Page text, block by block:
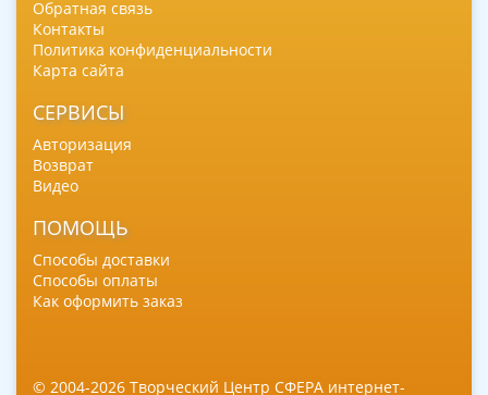
Обратная связь
Контакты
Политика конфиденциальности
Карта сайта
СЕРВИСЫ
Авторизация
Возврат
Видео
ПОМОЩЬ
Способы доставки
Способы оплаты
Как оформить заказ
© 2004-2026 Творческий Центр СФЕРА интернет-